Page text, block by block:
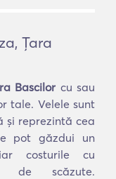
Ţara
Bascilor cu sau
tale. Velele sunt
și reprezintă cea
pot găzdui un
costurile cu
de scăzute.